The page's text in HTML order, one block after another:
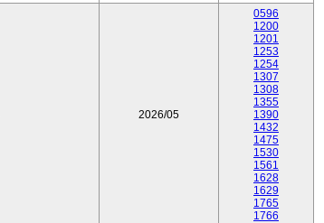
2026/05
0596
1200
1201
1253
1254
1307
1308
1355
1390
1432
1475
1530
1561
1628
1629
1765
1766